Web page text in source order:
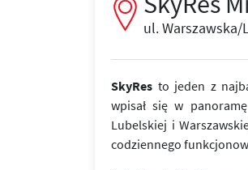
ul. Warszawska/
SkyRes to jeden z
wpisał się w
Lubelskiej i
codziennego